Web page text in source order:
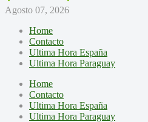
Agosto 07, 2026
Home
Contacto
Ultima Hora España
Ultima Hora Paraguay
Home
Contacto
Ultima Hora España
Ultima Hora Paraguay